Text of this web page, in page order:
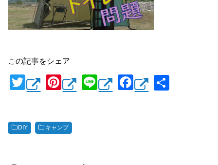
この記事をシェア
T
wi
er
Pi
nt
e
Li
n
F
a
DIY キャンプ